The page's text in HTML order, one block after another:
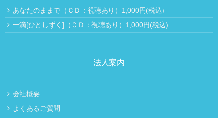
あなたのままで（ＣＤ：視聴あり）1,000円(税込)
一滴[ひとしずく]（ＣＤ：視聴あり）1,000円(税込)
法人案内
会社概要
よくあるご質問